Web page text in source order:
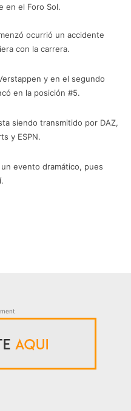
en el Foro Sol.
ocurrió un accidente
con la carrera.
y en el segundo
en la posición #5.
siendo transmitido por DAZ,
y ESPN.
evento dramático, pues